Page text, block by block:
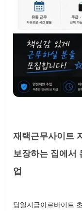
재택근무사이트
보장하는 집에서
업
당일지급아르바이트